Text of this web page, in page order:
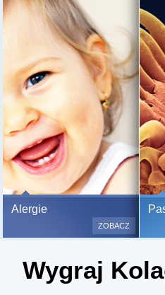
Alergie
ZOBACZ
Wygraj